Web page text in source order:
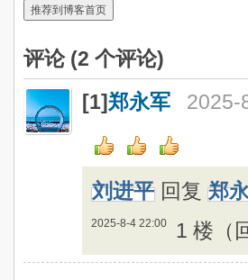
推荐到博客首页
评论 (2 个评论)
[1]郑永军 2025-
刘进平 回复 郑
2025-8-4 22:00 1 楼（